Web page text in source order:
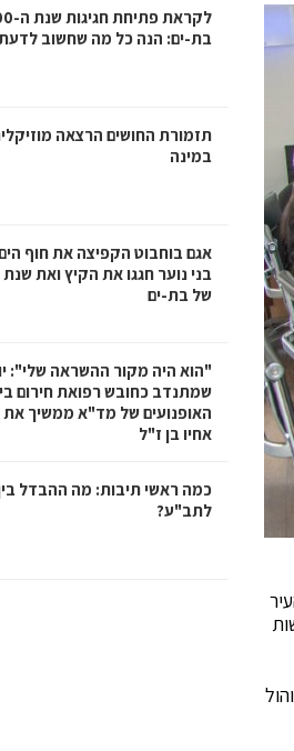
בת-ים: הנה כל מה שחשוב לדעת
תזמורת החושים הרצאה
במינה
אגם בוחבוט הקפיצה את חוף
של בת-ים
"הוא היה מקור ההשראה שלי":
שמתנדב כחובש רפואת חירום
האופנועים של מד"א ממשיך את
אחיו בן ז"ל
כמה ראשי תיבות: מה ההבדל
לתב"ע?